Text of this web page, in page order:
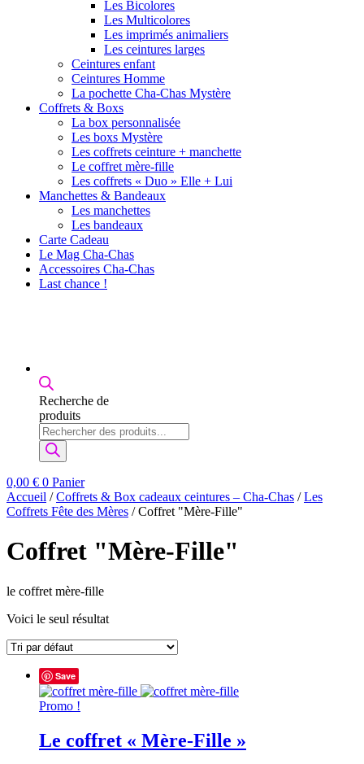
Les Bicolores
Les Multicolores
Les imprimés animaliers
Les ceintures larges
Ceintures enfant
Ceintures Homme
La pochette Cha-Chas Mystère
Coffrets & Boxs
La box personnalisée
Les boxs Mystère
Les coffrets ceinture + manchette
Le coffret mère-fille
Les coffrets « Duo » Elle + Lui
Manchettes & Bandeaux
Les manchettes
Les bandeaux
Carte Cadeau
Le Mag Cha-Chas
Accessoires Cha-Chas
Last chance !
Recherche de
produits
0,00 € 0 Panier
Accueil /Coffrets & Box cadeaux ceintures – Cha-Chas /Les
Coffrets Fête des Mères / Coffret "Mère-Fille"
Coffret "Mère-Fille"
le coffret mère-fille
Voici le seul résultat
Save
Promo !
Le coffret « Mère-Fille »